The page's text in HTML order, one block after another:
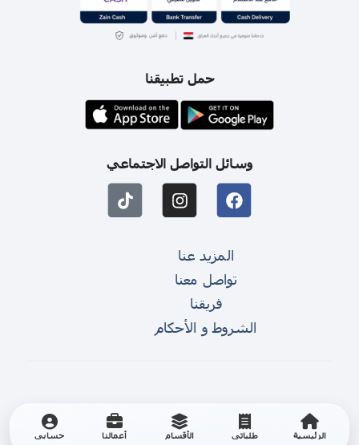
الرئيسية طلباتي الأقسام أعمالنا حسابي
حمل تطبيقنا
وسائل التواصل الاجتماعي
المزيد عنا
تواصل معنا
فريقنا
الشروط و الأحكام